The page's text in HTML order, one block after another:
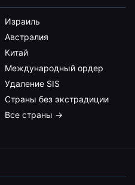
Израиль
Австралия
Китай
Международный ордер
Удаление SIS
Страны без экстрадиции
Все страны →